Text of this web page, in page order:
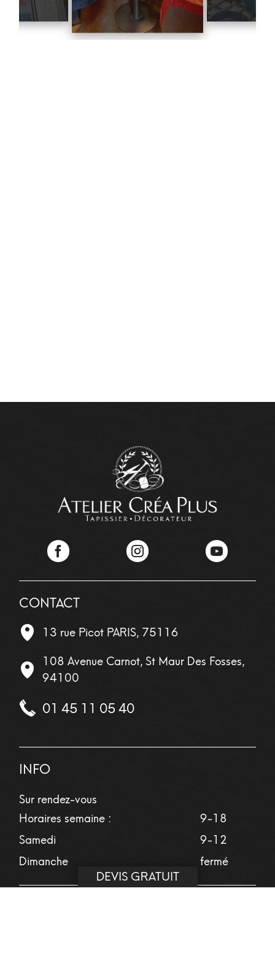
YouTube
CONTACT
13 rue Picot PARIS, 75116
108 Avenue Carnot, St Maur Des Fosses,
94100
01 45 11 05 40
INFO
Sur rendez-vous
Horaires semaine :
9-18
Samedi
9-12
Dimanche
fermé
DEVIS GRATUIT